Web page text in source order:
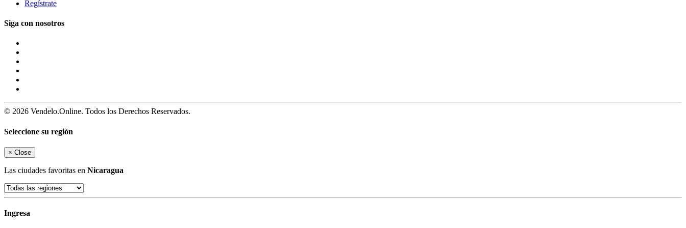
Regístrate
Siga con nosotros
© 2026 Vendelo.Online. Todos los Derechos Reservados.
Seleccione su región
× Close
Las ciudades favoritas en Nicaragua
Ingresa